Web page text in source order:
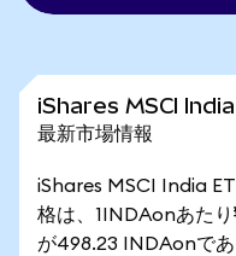
iShares MSCI
最新市場情報
iShares MSCI India
格は、1INDAonあた
が498.23 INDAonで